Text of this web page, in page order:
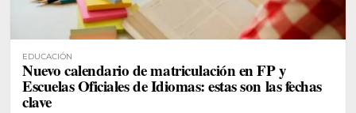
EDUCACIÓN
Nuevo calendario de matriculación en FP y
Escuelas Oficiales de Idiomas: estas son las fechas
clave